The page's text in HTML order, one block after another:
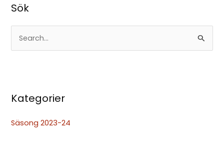
Sök
ö
f
e
Kategorier
Säsong 2023-24